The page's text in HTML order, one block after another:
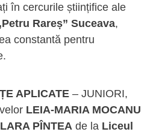
în cercurile științifice ale
Rareș” Suceava,
constantă pentru
APLICATE – JUNIORI,
LEIA-MARIA MOCANU
LARA PÎNTEA de la Liceul